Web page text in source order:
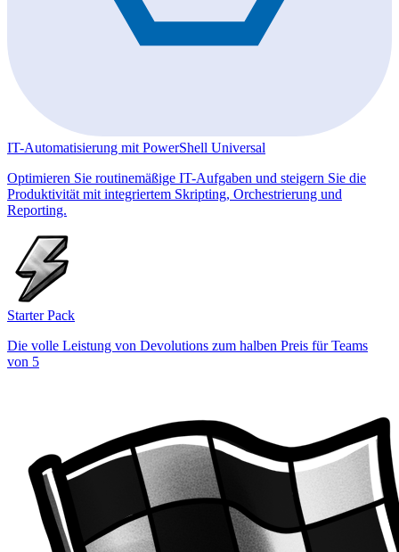
IT-Automatisierung mit PowerShell Universal
Optimieren Sie routinemäßige IT-Aufgaben und steigern Sie die
Produktivität mit integriertem Skripting, Orchestrierung und
Reporting.
Starter Pack
Die volle Leistung von Devolutions zum halben Preis für Teams
von 5